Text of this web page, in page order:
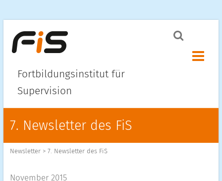
Fortbildungsinstitut für
Supervision
Menü
7. Newsletter des FiS
Newsletter> 7. Newsletter des FiS
November 2015